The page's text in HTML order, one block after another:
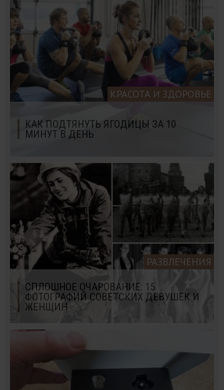
КРАСОТА И ЗДОРОВЬЕ
КАК ПОДТЯНУТЬ ЯГОДИЦЫ ЗА 10
МИНУТ В ДЕНЬ
РАЗВЛЕЧЕНИЯ
СПЛОШНОЕ ОЧАРОВАНИЕ: 15
ФОТОГРАФИЙ СОВЕТСКИХ ДЕВУШЕК И
ЖЕНЩИН